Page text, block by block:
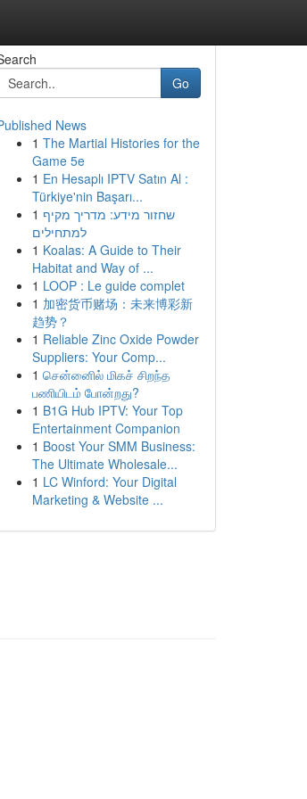
Go
News
1 The Martial Histories for the
Game 5e
1 En Hesaplı IPTV Satın Al :
Türkiye'nin Başarı...
1 שחזור מידע: מדריך מקיף
למתחילים
1 Koalas: A Guide to Their
Habitat and Way of ...
1 LOOP : Le guide complet
1 加密货币赌场：未来博彩新
趋势？
1 Reliable Zinc Oxide Powder
Suppliers: Your Comp...
1 சென்னைில் மிகச் சிறந்த
பணியிடம் போன்றது?
1 B1G Hub IPTV: Your Top
Entertainment Companion
1 Boost Your SMM Business:
The Ultimate Wholesale...
1 LC Winford: Your Digital
Marketing & Website ...